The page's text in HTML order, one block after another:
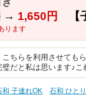
→ 1,650円 【
ります
ちらを利用させても
璧だと私は思います♪
和 子連れOK 石和 ひと